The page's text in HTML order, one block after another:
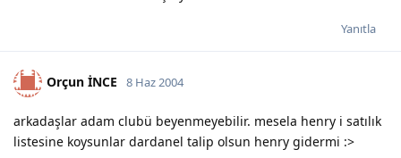
Yanıtla
Orçun İNCE 8 Haz 2004
arkadaşlar adam clubü beyenmeyebilir. mesela henry i satılık
listesine koysunlar dardanel talip olsun henry gidermi :>